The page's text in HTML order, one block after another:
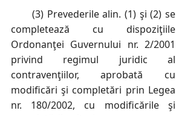
(3) Prevederile alin. (1) şi (2) se
completează cu dispoziţiile
Ordonanţei Guvernului nr. 2/2001
privind regimul juridic al
contravenţiilor, aprobată cu
modificări şi completări prin Legea
nr. 180/2002, cu modificările şi